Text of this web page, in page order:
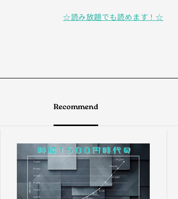
☆読み放題でも読めます！☆
Recommend